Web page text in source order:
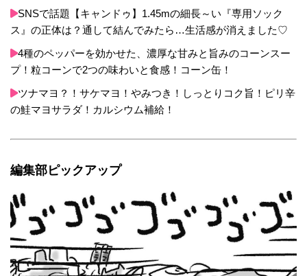
SNSで話題【キャンドゥ】1.45mの細長～い『専用ソック
ス』の正体は？通して結んでみたら…生活感が消えました♡
4種のペッパーを効かせた、濃厚な甘みと旨みのコーンスー
プ！粒コーンで2つの味わいと食感！コーン缶！
ツナマヨ？！サケマヨ！やみつき！しっとりコク旨！ピリ辛
の鮭マヨサラダ！カルシウム補給！
編集部ピックアップ